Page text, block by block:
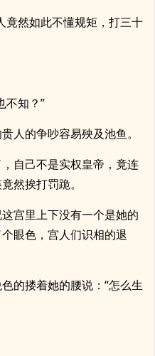
竟然如此不懂规矩，打三十
不知？”
人的争吵容易殃及池鱼。
自己不是实权皇帝，竟连
然挨打罚跪。
宫里上下没有一个是她的
眼色，宫人们识相的退
的搂着她的腰说：“怎么生